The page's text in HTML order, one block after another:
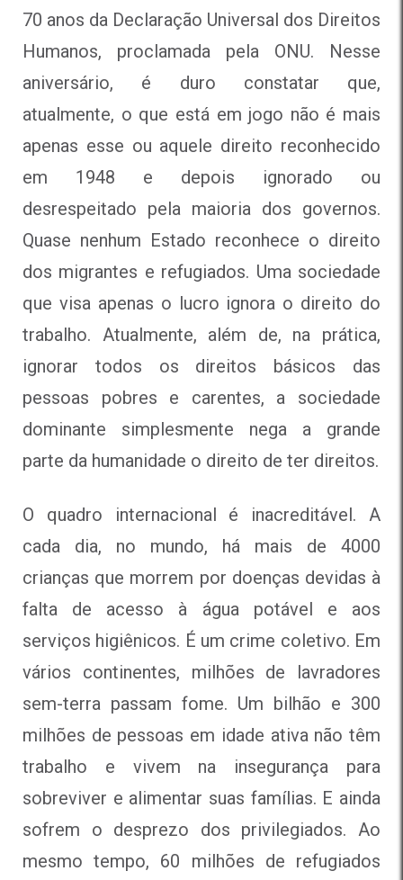
70 anos da Declaração Universal dos Direitos
Humanos, proclamada pela ONU. Nesse
aniversário, é duro constatar que,
atualmente, o que está em jogo não é mais
apenas esse ou aquele direito reconhecido
em 1948 e depois ignorado ou
desrespeitado pela maioria dos governos.
Quase nenhum Estado reconhece o direito
dos migrantes e refugiados. Uma sociedade
que visa apenas o lucro ignora o direito do
trabalho. Atualmente, além de, na prática,
ignorar todos os direitos básicos das
pessoas pobres e carentes, a sociedade
dominante simplesmente nega a grande
parte da humanidade o direito de ter direitos.
O quadro internacional é inacreditável. A
cada dia, no mundo, há mais de 4000
crianças que morrem por doenças devidas à
falta de acesso à água potável e aos
serviços higiênicos. É um crime coletivo. Em
vários continentes, milhões de lavradores
sem-terra passam fome. Um bilhão e 300
milhões de pessoas em idade ativa não têm
trabalho e vivem na insegurança para
sobreviver e alimentar suas famílias. E ainda
sofrem o desprezo dos privilegiados. Ao
mesmo tempo, 60 milhões de refugiados